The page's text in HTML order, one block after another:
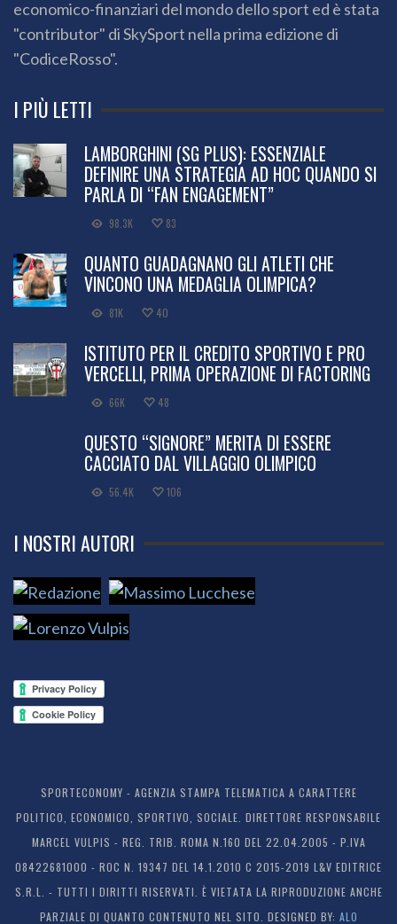
economico-finanziari del mondo dello sport ed è stata
"contributor" di SkySport nella prima edizione di
"CodiceRosso".
I PIÙ LETTI
LAMBORGHINI (SG PLUS): ESSENZIALE
DEFINIRE UNA STRATEGIA AD HOC QUANDO SI
PARLA DI “FAN ENGAGEMENT”
98.3K 83
QUANTO GUADAGNANO GLI ATLETI CHE
VINCONO UNA MEDAGLIA OLIMPICA?
81K 40
ISTITUTO PER IL CREDITO SPORTIVO E PRO
VERCELLI, PRIMA OPERAZIONE DI FACTORING
66K 48
QUESTO “SIGNORE” MERITA DI ESSERE
CACCIATO DAL VILLAGGIO OLIMPICO
56.4K 106
I NOSTRI AUTORI
SPORTECONOMY - AGENZIA STAMPA TELEMATICA A CARATTERE
POLITICO, ECONOMICO, SPORTIVO, SOCIALE. DIRETTORE RESPONSABILE
MARCEL VULPIS - REG. TRIB. ROMA N.160 DEL 22.04.2005 - P.IVA
08422681000 - ROC N. 19347 DEL 14.1.2010 C 2015-2019 L&V EDITRICE
S.R.L. - TUTTI I DIRITTI RISERVATI. È VIETATA LA RIPRODUZIONE ANCHE
PARZIALE DI QUANTO CONTENUTO NEL SITO. DESIGNED BY: ALO